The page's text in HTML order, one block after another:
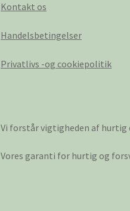
Kontakt os
Handelsbetingelser
Privatlivs -og cookiepolitik
Vi forstår vigtigheden af
Vores garanti for hurtig og